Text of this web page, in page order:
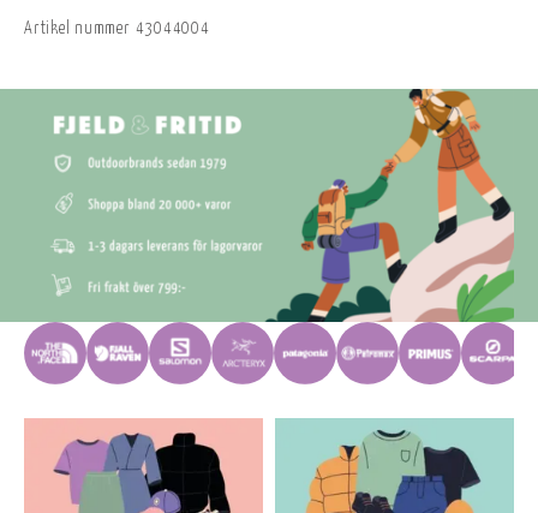
Artikel nummer 43044004